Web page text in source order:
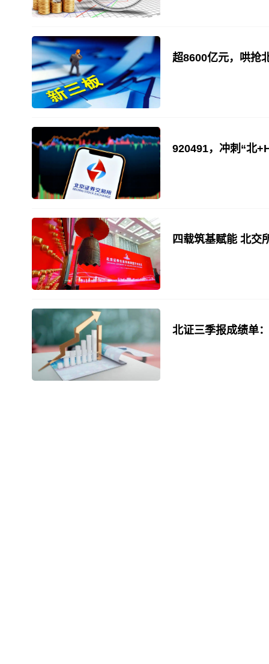
超8600亿元，哄抢
920491，冲刺“北
四载筑基赋能 北交
北证三季报成绩单